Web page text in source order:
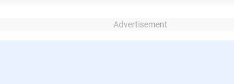
Advertisement